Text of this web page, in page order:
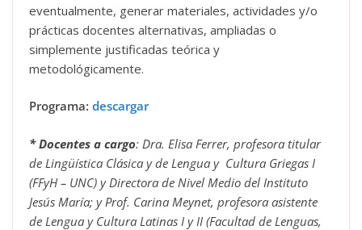
eventualmente, generar materiales, actividades y/o
prácticas docentes alternativas, ampliadas o
simplemente justificadas teórica y
metodológicamente.
Programa: descargar
* Docentes a cargo: Dra. Elisa Ferrer, profesora titular
de Lingüística Clásica y de Lengua y Cultura Griegas I
(FFyH – UNC) y Directora de Nivel Medio del Instituto
Jesús María; y Prof. Carina Meynet, profesora asistente
de Lengua y Cultura Latinas I y II (Facultad de Lenguas,